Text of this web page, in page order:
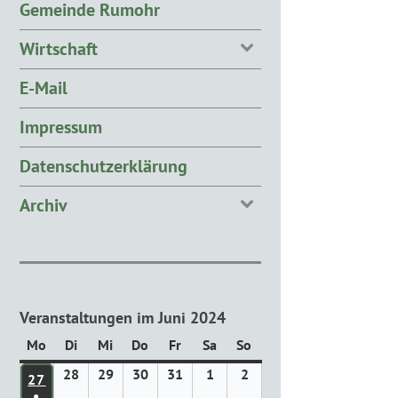
Gemeinde Rumohr
Wirtschaft
E-Mail
Impressum
Datenschutzerklärung
Archiv
Veranstaltungen im Juni 2024
Mo Montag
DiDienstag
Mi Mittwoch
Do Donnerstag
FrFreitag
Sa Samstag
So
27 27. MAI 2024
28 29 30 31 1 2